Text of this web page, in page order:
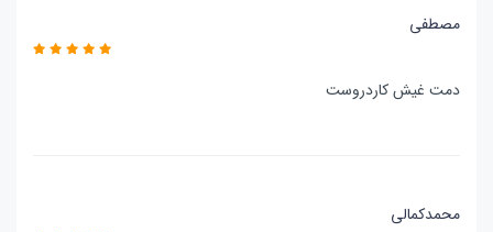
مصطفی
دمت غیش کاردروست
محمدکمالی